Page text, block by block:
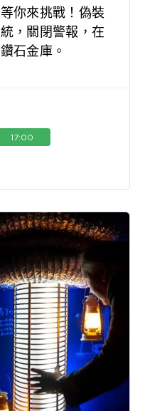
你來挑戰！偽裝
，關閉警報，在
石金庫。
17:00